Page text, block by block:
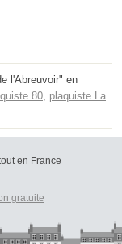
l'Abreuvoir" en
80, plaquiste La
en France
gratuite